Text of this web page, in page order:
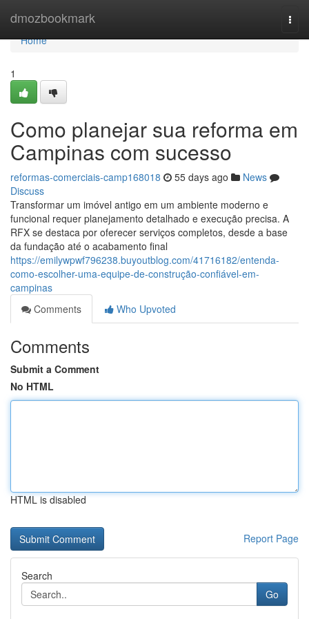
dmozbookmark
Home
Home
1
Como planejar sua reforma em
Campinas com sucesso
reformas-comerciais-camp168018 55 days ago
News
Discuss
Transformar um imóvel antigo em um ambiente moderno e
funcional requer planejamento detalhado e execução precisa. A
RFX se destaca por oferecer serviços completos, desde a base
da fundação até o acabamento final
https://emilywpwf796238.buyoutblog.com/41716182/entenda-
como-escolher-uma-equipe-de-construção-confiável-em-
campinas
Comments
Who Upvoted
Comments
Submit a Comment
No HTML
HTML is disabled
Report Page
Search
Go